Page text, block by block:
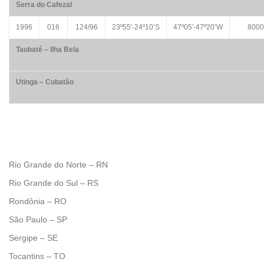
Serra do Cafezal
1996 016 124/96 23º55′-24º10’S 47º05′-47º20’W 8000
Taubaté – Ilha Bela
Utinga – Cubatão
Rio Grande do Norte – RN
Rio Grande do Sul – RS
Rondônia – RO
São Paulo – SP
Sergipe – SE
Tocantins – TO